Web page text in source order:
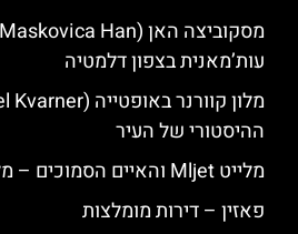
עות’מאנית בצפון דלמטיה
ההיסטורי של העיר
מלייט Mljet והאיים הסמוכים – מלונות מומלצים
פאזין – דירות מומלצות